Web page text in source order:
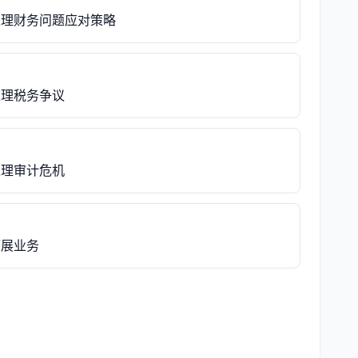
财务问题应对策略
税务争议
审计危机
业务